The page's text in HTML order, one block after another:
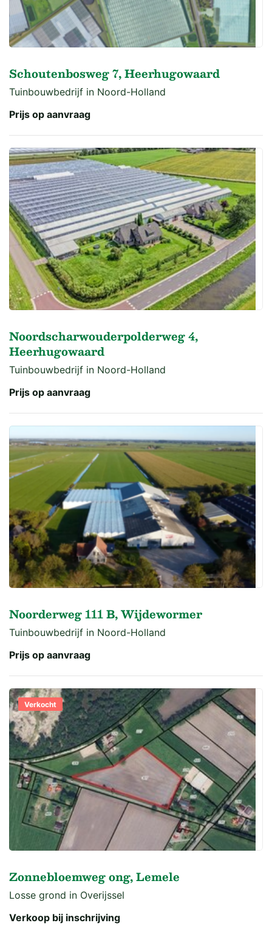
Schoutenbosweg 7, Heerhugowaard
Tuinbouwbedrijf in Noord-Holland
Prijs op aanvraag
Noordscharwouderpolderweg 4,
Heerhugowaard
Tuinbouwbedrijf in Noord-Holland
Prijs op aanvraag
Noorderweg 111 B, Wijdewormer
Tuinbouwbedrijf in Noord-Holland
Prijs op aanvraag
Verkocht
Zonnebloemweg ong, Lemele
Losse grond in Overijssel
Verkoop bij inschrijving